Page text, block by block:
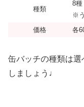
種類
8種
※
価格
各
缶バッチの種類は
しましょう♩